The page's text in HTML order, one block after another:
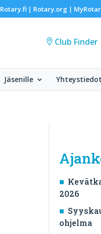
Rotary.fi| Rotary.org |
Club Finder
Jäsenille Yhteystiedot
2026
ohjelma